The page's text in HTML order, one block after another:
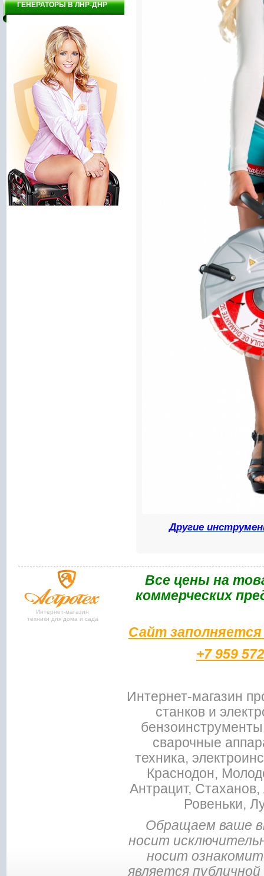
Другие
ГЕНЕРАТОРЫ В ЛНР-ДНР
Интернет-магазин
техники для дома и сада
Bce цены на
коммерческих
Сайт
+7 959
Интернет-магазин
станков и
сварочные
техника,
Краснодон,
Антрацит,
Ровеньки,
Обращаем ваше
носит
носит
является